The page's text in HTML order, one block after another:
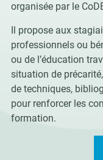
organisée par le
Il propose aux
professionnels ou
ou de l’éducation
situation de
de techniques,
pour renforcer les
formation.